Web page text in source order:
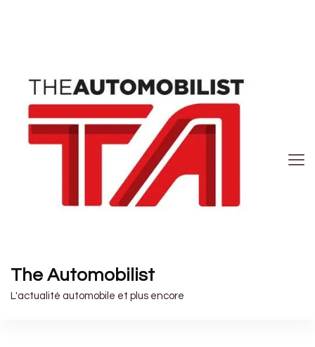
The Automobilist
L'actualité automobile et plus encore